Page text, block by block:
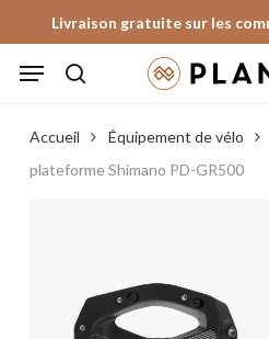
to
main
Livraison gratuite sur les
Menu
Accueil Équipement de vélo
plateforme Shimano PD-GR500